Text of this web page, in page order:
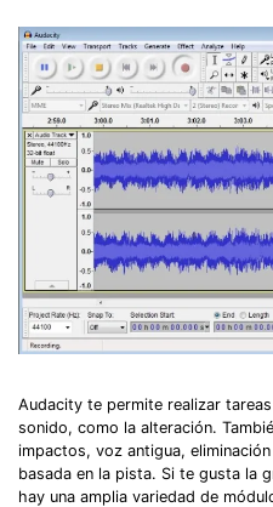
Audacity te permite realizar
sonido, como la alteración.
impactos, voz antigua,
basada en la pista. Si te gusta la
hay una amplia variedad de